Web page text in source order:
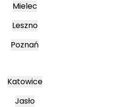
Mielec
Leszno
Poznań
Katowice
Jasło